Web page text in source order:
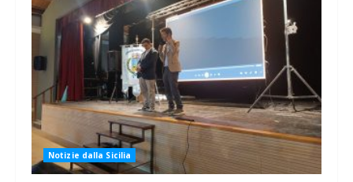
Notizie dalla Sicilia